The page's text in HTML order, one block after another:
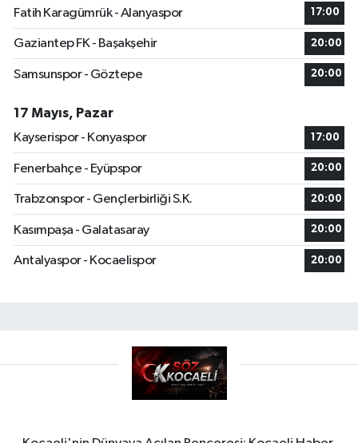
Fatih Karagümrük - Alanyaspor
17:00
Gaziantep FK - Başakşehir 20:00
Samsunspor - Göztepe 20:00
17 Mayıs, Pazar
Kayserispor - Konyaspor
17:00
Fenerbahçe - Eyüpspor 20:00
Trabzonspor - Gençlerbirliği S.K. 20:00
Kasımpaşa - Galatasaray 20:00
Antalyaspor - Kocaelispor 20:00